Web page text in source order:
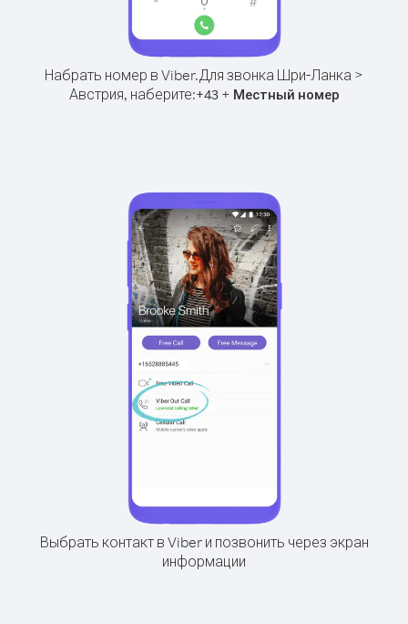
Набрать номер в Viber.Для звонка Шри-Ланка >
Австрия, наберите:+43+ Местный номер
Выбрать контакт в Viber и позвонить через экран
информации